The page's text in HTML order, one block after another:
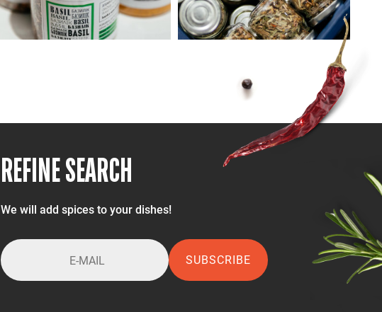
REFINE SEARCH
We will add spices to your dishes!
SUBSCRIBE